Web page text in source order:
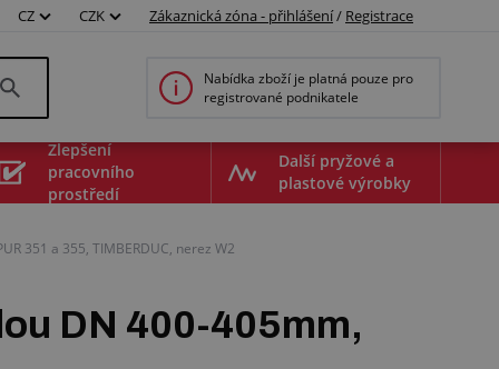
CZ CZK Zákaznická zóna - přihlášení/ Registrace
Nabídka zboží je platná pouze pro
registrované podnikatele
Zlepšení
pracovního
prostředí
Další pryžové a
plastové výrobky
351 a 355, TIMBERDUC, nerez W2
DN 400-405mm,